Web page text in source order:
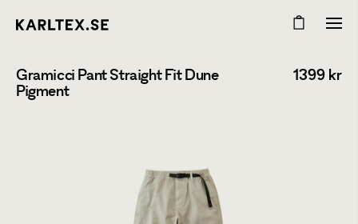
Gramicci Pant Straight Fit Dune
Pigment
1399 kr